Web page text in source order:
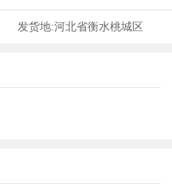
发货地:河北省衡水桃城区